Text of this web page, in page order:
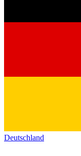
Deutschland